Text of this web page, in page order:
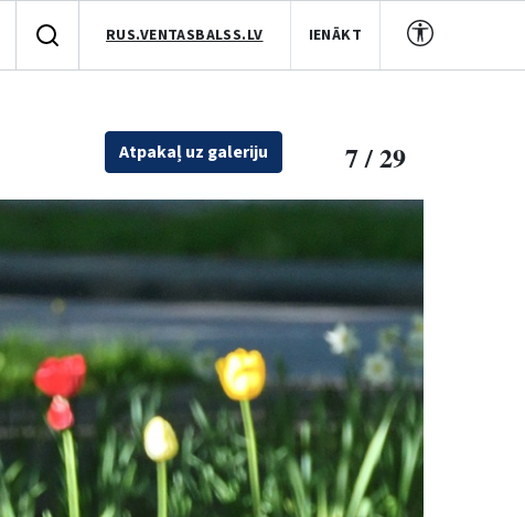
RUS.VENTASBALSS.LV IENĀKT
Atpakaļ uz galeriju 7 / 29